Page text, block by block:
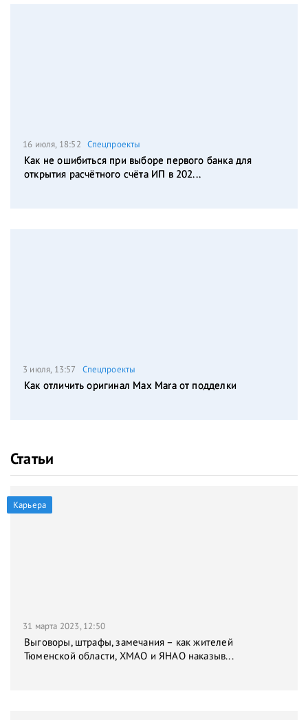
16 июля, 18:52 Спецпроекты
Как не ошибиться при выборе первого банка для
открытия расчётного счёта ИП в 202...
3 июля, 13:57 Спецпроекты
Как отличить оригинал Max Mara от подделки
Статьи
Карьера
31 марта 2023, 12:50
Выговоры, штрафы, замечания – как жителей
Тюменской области, ХМАО и ЯНАО наказыв...